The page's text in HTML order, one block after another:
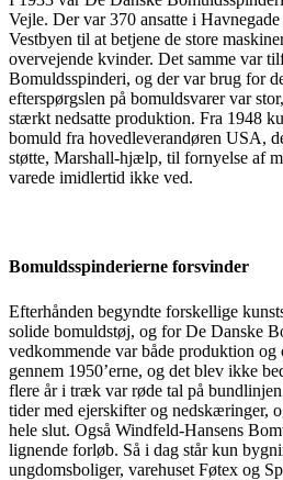
Vejle. Der var 370 ansatte i
Vestbyen til at betjene de store
overvejende kvinder. Det samme var
Bomuldsspinderi, og der var brug for
efterspørgslen på bomuldsvarer var
stærkt nedsatte produktion. Fra 1948
bomuld fra hovedleverandøren USA,
støtte, Marshall-hjælp, til fornyelse af
varede imidlertid ikke ved.
Bomuldsspinderierne forsvinder
Efterhånden begyndte forskellige
solide bomuldstøj, og for De Danske
vedkommende var både produktion og
gennem 1950’erne, og det blev ikke
flere år i træk var røde tal på
tider med ejerskifter og nedskæringer,
hele slut. Også Windfeld-Hansens
lignende forløb. Så i dag står kun
ungdomsboliger, varehuset Føtex og